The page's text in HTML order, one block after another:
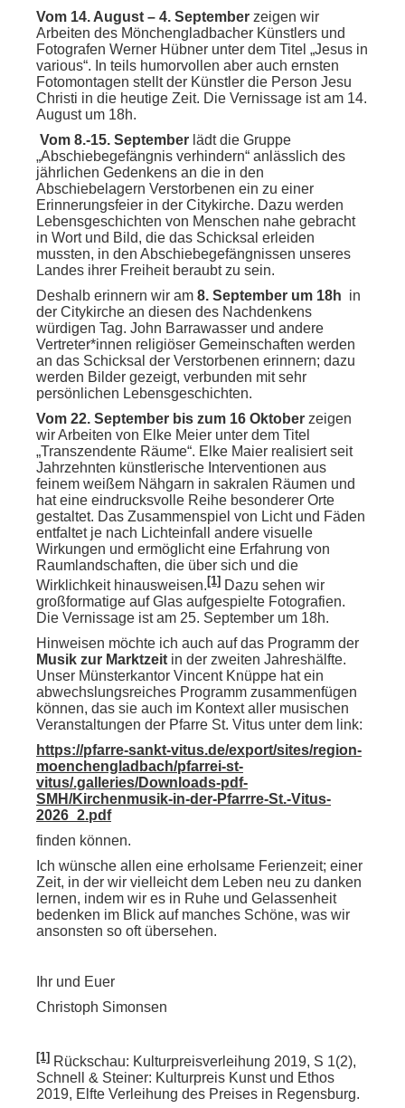
Vom 14. August – 4. September zeigen wir
Arbeiten des Mönchengladbacher Künstlers und
Fotografen Werner Hübner unter dem Titel „Jesus in
various“. In teils humorvollen aber auch ernsten
Fotomontagen stellt der Künstler die Person Jesu
Christi in die heutige Zeit. Die Vernissage ist am 14.
August um 18h.
Vom 8.-15. September lädt die Gruppe
„Abschiebegefängnis verhindern“ anlässlich des
jährlichen Gedenkens an die in den
Abschiebelagern Verstorbenen ein zu einer
Erinnerungsfeier in der Citykirche. Dazu werden
Lebensgeschichten von Menschen nahe gebracht
in Wort und Bild, die das Schicksal erleiden
mussten, in den Abschiebegefängnissen unseres
Landes ihrer Freiheit beraubt zu sein.
Deshalb erinnern wir am 8. September um 18h in
der Citykirche an diesen des Nachdenkens
würdigen Tag. John Barrawasser und andere
Vertreter*innen religiöser Gemeinschaften werden
an das Schicksal der Verstorbenen erinnern; dazu
werden Bilder gezeigt, verbunden mit sehr
persönlichen Lebensgeschichten.
Vom 22. September bis zum 16 Oktober zeigen
wir Arbeiten von Elke Meier unter dem Titel
„Transzendente Räume“. Elke Maier realisiert seit
Jahrzehnten künstlerische Interventionen aus
feinem weißem Nähgarn in sakralen Räumen und
hat eine eindrucksvolle Reihe besonderer Orte
gestaltet. Das Zusammenspiel von Licht und Fäden
entfaltet je nach Lichteinfall andere visuelle
Wirkungen und ermöglicht eine Erfahrung von
Raumlandschaften, die über sich und die
Wirklichkeit hinausweisen.[1] Dazu sehen wir
großformatige auf Glas aufgespielte Fotografien.
Die Vernissage ist am 25. September um 18h.
Hinweisen möchte ich auch auf das Programm der
Musik zur Marktzeit in der zweiten Jahreshälfte.
Unser Münsterkantor Vincent Knüppe hat ein
abwechslungsreiches Programm zusammenfügen
können, das sie auch im Kontext aller musischen
Veranstaltungen der Pfarre St. Vitus unter dem link:
https://pfarre-sankt-vitus.de/export/sites/region-
moenchengladbach/pfarrei-st-
vitus/.galleries/Downloads-pdf-
SMH/Kirchenmusik-in-der-Pfarrre-St.-Vitus-
2026_2.pdf
finden können.
Ich wünsche allen eine erholsame Ferienzeit; einer
Zeit, in der wir vielleicht dem Leben neu zu danken
lernen, indem wir es in Ruhe und Gelassenheit
bedenken im Blick auf manches Schöne, was wir
ansonsten so oft übersehen.
Ihr und Euer
Christoph Simonsen
[1] Rückschau: Kulturpreisverleihung 2019, S 1(2),
Schnell & Steiner: Kulturpreis Kunst und Ethos
2019, Elfte Verleihung des Preises in Regensburg.